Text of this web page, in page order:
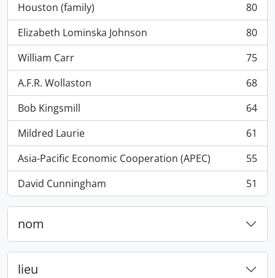
Houston (family)
, 80 résultats
80
Elizabeth Lominska Johnson
, 80 résultats
80
William Carr
, 75 résultats
75
A.F.R. Wollaston
, 68 résultats
68
Bob Kingsmill
, 64 résultats
64
Mildred Laurie
, 61 résultats
61
Asia-Pacific Economic Cooperation (APEC)
, 55 résultats
55
David Cunningham
, 51 résultats 51
nom
lieu